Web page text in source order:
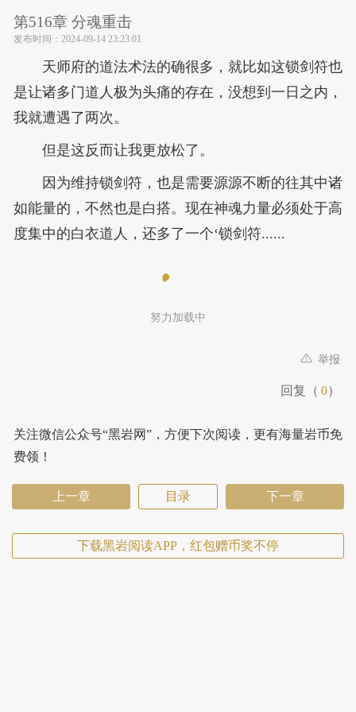
第516章 分魂重击
发布时间： 2024-09-14 23:23:01
天师府的道法术法的确很多，就比如这锁剑符也
是让诸多门道人极为头痛的存在，没想到一日之内，
我就遭遇了两次。
但是这反而让我更放松了。
因为维持锁剑符，也是需要源源不断的往其中诸
如能量的，不然也是白搭。现在神魂力量必须处于高
度集中的白衣道人，还多了一个‘锁剑符......
努力加载中
举报
回复（ 0）
关注微信公众号“黑岩网”，方便下次阅读，更有海量岩币免
费领！
上一章 目录 下一章
下载黑岩阅读APP，红包赠币奖不停